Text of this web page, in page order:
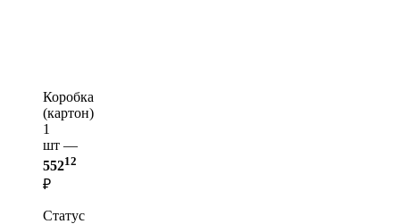
Коробка
(картон)
1
шт —
55212
₽
Статус